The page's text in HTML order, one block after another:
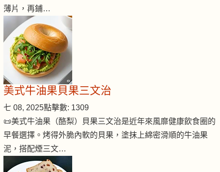
薄片，再鋪…
美式牛油果貝果三文治
七 08, 2025點擊數: 1309
📜美式牛油果（酪梨）貝果三文治是近年來風靡健康飲食圈的
早餐選擇。烤得外脆內軟的貝果，塗抹上綿密滑順的牛油果
泥，搭配煙三文…